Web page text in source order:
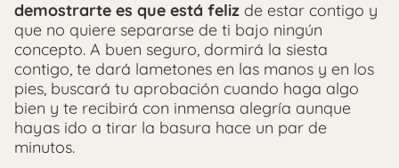
demostrarte es que está feliz de estar contigo y
que no quiere separarse de ti bajo ningún
concepto. A buen seguro, dormirá la siesta
contigo, te dará lametones en las manos y en los
pies, buscará tu aprobación cuando haga algo
bien y te recibirá con inmensa alegría aunque
hayas ido a tirar la basura hace un par de
minutos.